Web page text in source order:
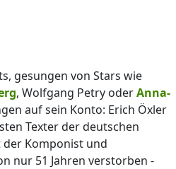
gesungen von Stars wie
, Wolfgang Petry oderAnna-
auf sein Konto: Erich Öxler
Texter der deutschen
der Komponist und
nur 51 Jahren verstorben -